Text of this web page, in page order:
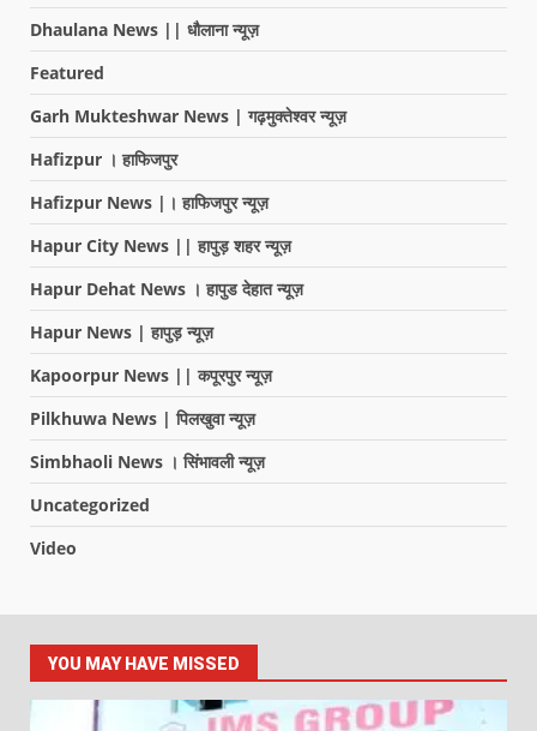
Dhaulana News || धौलाना न्यूज़
Featured
Garh Mukteshwar News | गढ़मुक्तेश्वर न्यूज़
Hafizpur । हाफिजपुर
Hafizpur News |। हाफिजपुर न्यूज़
Hapur City News || हापुड़ शहर न्यूज़
Hapur Dehat News । हापुड देहात न्यूज़
Hapur News | हापुड़ न्यूज़
Kapoorpur News || कपूरपुर न्यूज़
Pilkhuwa News | पिलखुवा न्यूज़
Simbhaoli News । सिंभावली न्यूज़
Uncategorized
Video
YOU MAY HAVE MISSED